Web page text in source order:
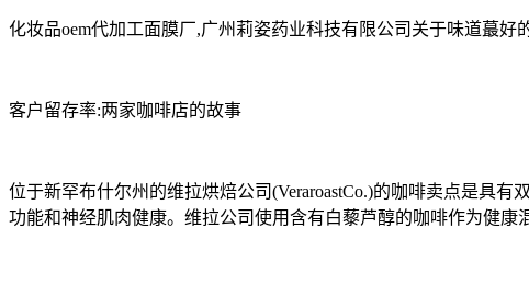
化妆品oem代加工面膜厂,广州莉姿药业科技有限公司关于味道蕞好
客户留存率:两家咖啡店的故事
位于新罕布什尔州的维拉烘焙公司(VeraroastCo.)的咖啡卖点是具
功能和神经肌肉健康。维拉公司使用含有白藜芦醇的咖啡作为健康